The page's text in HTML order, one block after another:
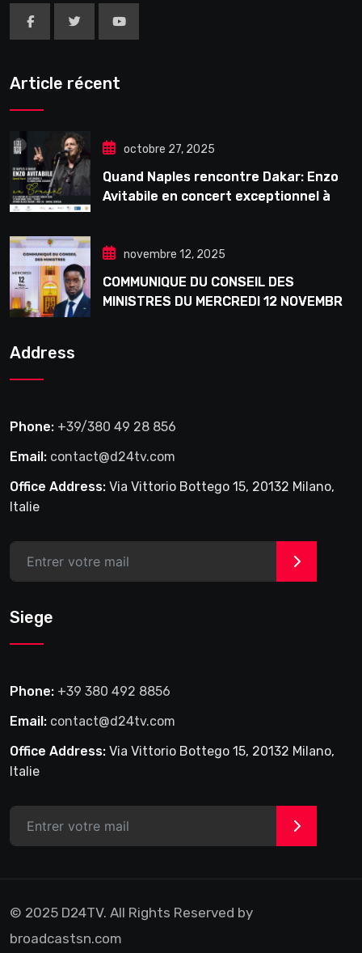
Article récent
octobre 27, 2025
Quand Naples rencontre Dakar: Enzo
Avitabile en concert exceptionnel à
novembre 12, 2025
COMMUNIQUE DU CONSEIL DES
MINISTRES DU MERCREDI 12 NOVEMBRE
Address
Phone: +39/380 49 28 856
Email: contact@d24tv.com
Office Address: Via Vittorio Bottego 15, 20132 Milano,
Italie
>
Siege
Phone: +39 380 492 8856
Email: contact@d24tv.com
Office Address: Via Vittorio Bottego 15, 20132 Milano,
Italie
>
© 2025 D24TV. All Rights Reserved by
broadcastsn.com